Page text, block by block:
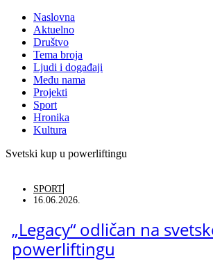
Naslovna
Aktuelno
Društvo
Tema broja
Ljudi i događaji
Među nama
Projekti
Sport
Hronika
Kultura
Svetski kup u powerliftingu
SPORT
16.06.2026.
„Legacy“ odličan na
powerliftingu